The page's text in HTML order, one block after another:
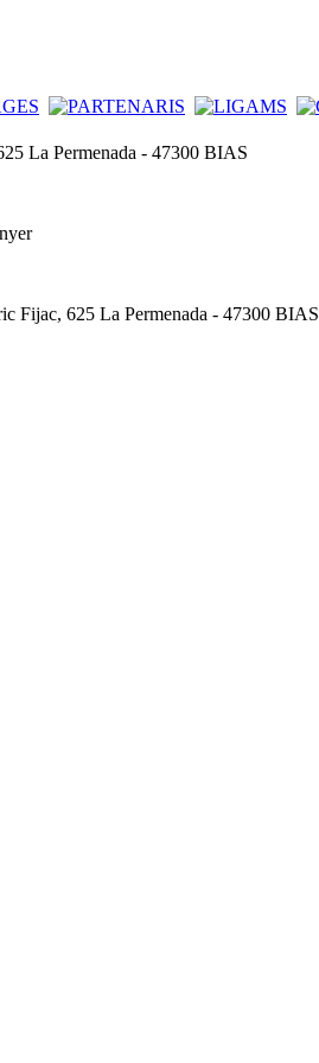
La Permenada - 47300 BIAS
Fijac, 625 La Permenada - 47300 BIAS